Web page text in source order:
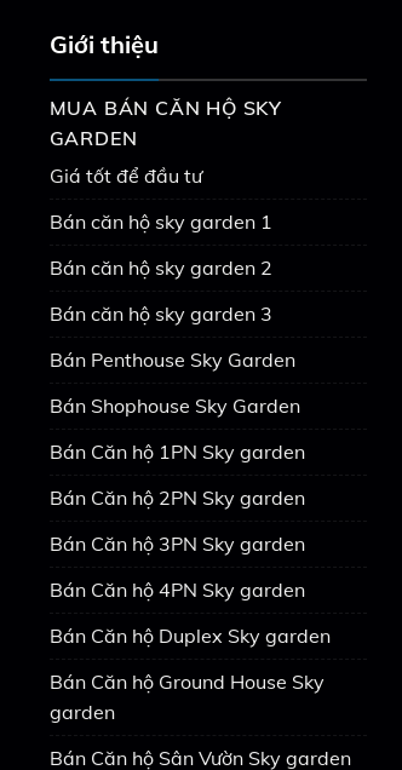
Giới thiệu
MUA BÁN CĂN HỘ SKY
GARDEN
Giá tốt để đầu tư
Bán căn hộ sky garden 1
Bán căn hộ sky garden 2
Bán căn hộ sky garden 3
Bán Penthouse Sky Garden
Bán Shophouse Sky Garden
Bán Căn hộ 1PN Sky garden
Bán Căn hộ 2PN Sky garden
Bán Căn hộ 3PN Sky garden
Bán Căn hộ 4PN Sky garden
Bán Căn hộ Duplex Sky garden
Bán Căn hộ Ground House Sky
garden
Bán Căn hộ Sân Vườn Sky garden